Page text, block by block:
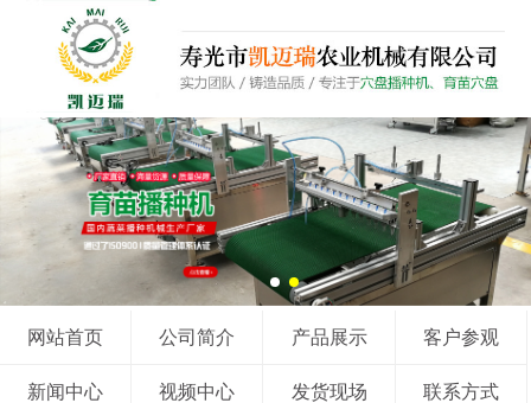
网站首页 公司简介 产品展示 客户参观
新闻中心 视频中心 发货现场 联系方式